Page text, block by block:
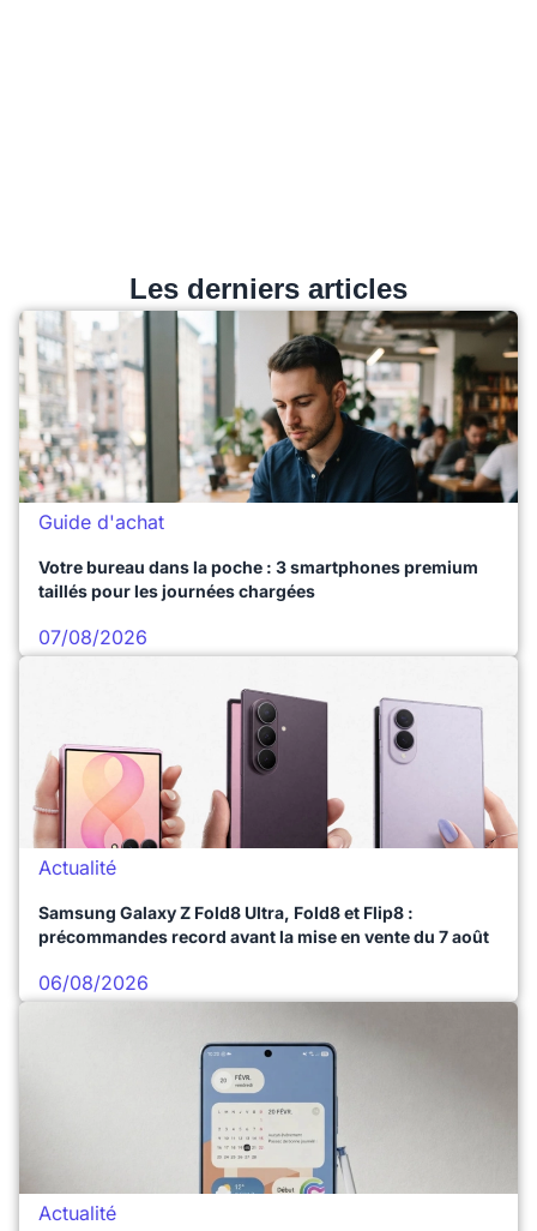
Les derniers articles
Guide d'achat
Votre bureau dans la poche : 3 smartphones premium
taillés pour les journées chargées
07/08/2026
Actualité
Samsung Galaxy Z Fold8 Ultra, Fold8 et Flip8 :
précommandes record avant la mise en vente du 7 août
06/08/2026
Actualité